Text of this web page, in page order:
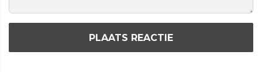
PLAATS REACTIE